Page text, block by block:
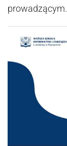
prowadzącym.